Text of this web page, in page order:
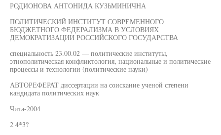
РОДИОНОВА АНТОНИДА КУЗЬМИНИЧНА
ПОЛИТИЧЕСКИЙ ИНСТИТУТ СОВРЕМЕННОГО
БЮДЖЕТНОГО ФЕДЕРАЛИЗМА В УСЛОВИЯХ
ДЕМОКРАТИЗАЦИИ РОССИЙСКОГО ГОСУДАРСТВА
специальность 23.00.02 — политические институты,
этнополитическая конфликтология, национальные и политические
процессы и технологии (политические науки)
АВТОРЕФЕРАТ диссертации на соискание ученой степени
кандидата политических наук
Чита-2004
2 4*3?